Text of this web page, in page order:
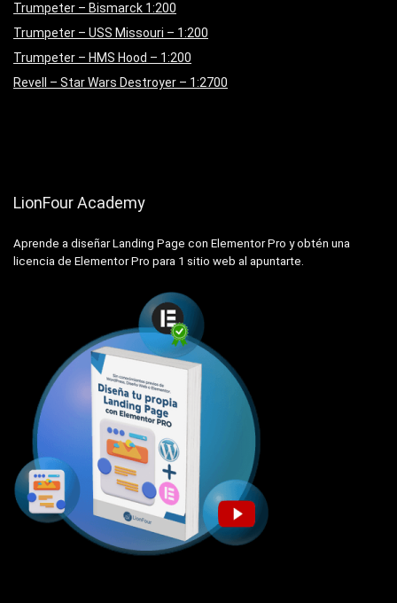
Trumpeter – Bismarck 1:200
Trumpeter – USS Missouri – 1:200
Trumpeter – HMS Hood – 1:200
Revell – Star Wars Destroyer – 1:2700
LionFour Academy
Aprende a diseñar Landing Page con Elementor Pro y obtén una
licencia de Elementor Pro para 1 sitio web al apuntarte.